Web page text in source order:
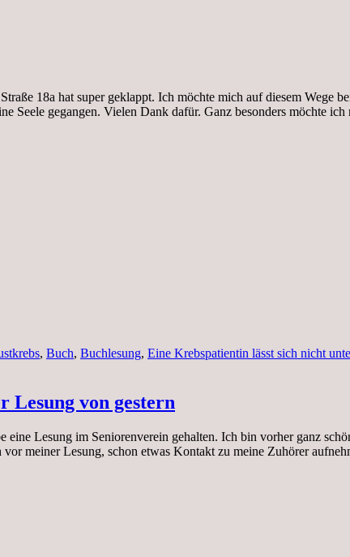
18a hat super geklappt. Ich möchte mich auf diesem Wege
Seele gegangen. Vielen Dank dafür. Ganz besonders möchte
, Buch, Buchlesung, Eine Krebspatientin lässt sich nicht
Lesung von gestern
Lesung im Seniorenverein gehalten. Ich bin vorher ganz
meiner Lesung, schon etwas Kontakt zu meine Zuhörer